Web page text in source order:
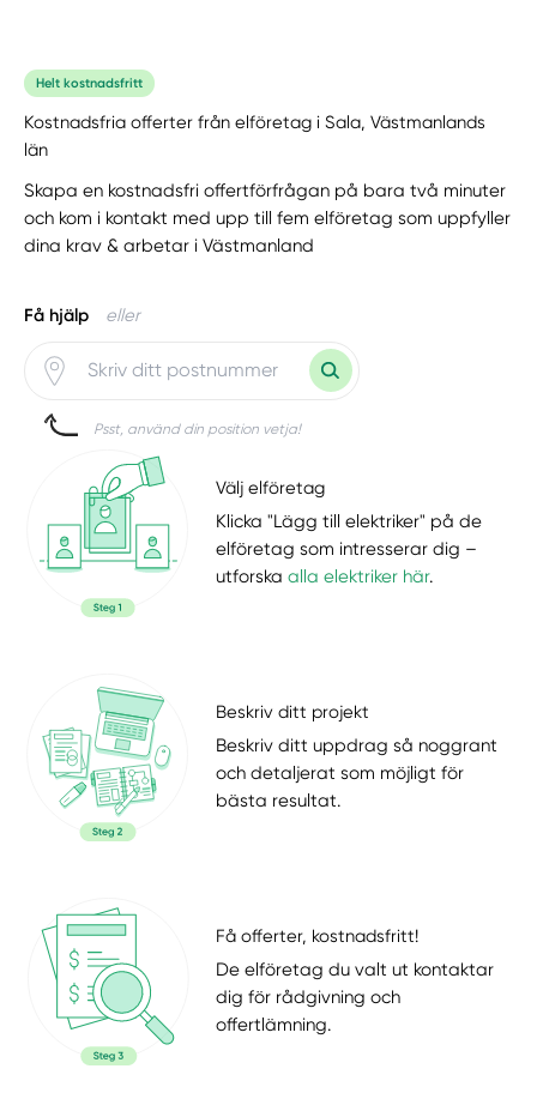
Helt kostnadsfritt
Kostnadsfria offerter från elföretag i Sala, Västmanlands
län
Skapa en kostnadsfri offertförfrågan på bara två minuter
och kom i kontakt med upp till fem elföretag som uppfyller
dina krav & arbetar i Västmanland
Få hjälp eller
Psst, använd din position vetja!
Välj elföretag
Klicka "Lägg till elektriker" på de
elföretag som intresserar dig –
utforskaalla elektriker här.
Beskriv ditt projekt
Beskriv ditt uppdrag så noggrant
och detaljerat som möjligt för
bästa resultat.
Få offerter, kostnadsfritt!
De elföretag du valt ut kontaktar
dig för rådgivning och
offertlämning.